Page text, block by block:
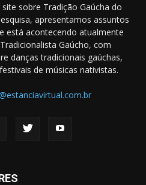
sobre Tradição Gaúcha do
apresentamos assuntos
está acontecendo atualmente
Gaúcho, com
danças tradicionais gaúchas,
de músicas nativistas.